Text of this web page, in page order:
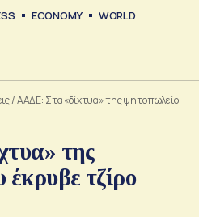
ECONOMY WORLD
/ΑΑΔΕ: Στα «δίχτυα» της ψητοπωλείο
της
τζίρο